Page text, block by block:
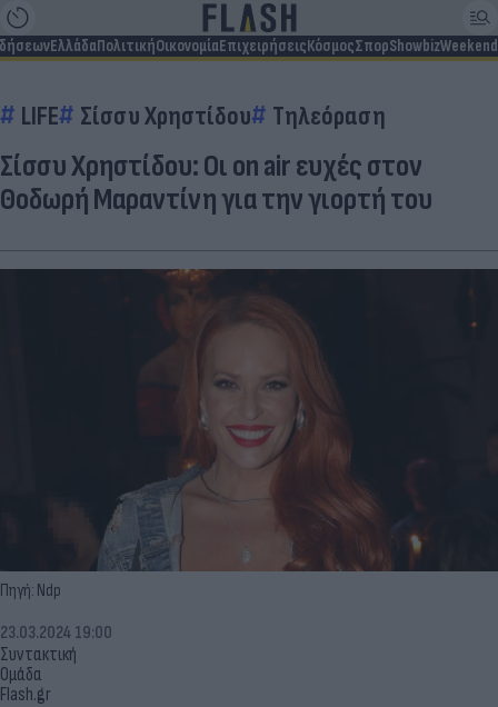
ΕλλάδαΠολιτικήΟικονομίαΕπιχειρήσειςΚόσμοςΣπορShowbizWeekend
LIFE Σίσσυ Χρηστίδου Τηλεόραση
Σίσσυ Χρηστίδου: Οι on air ευχές στον
Θοδωρή Μαραντίνη για την γιορτή του
Πηγή: Ndp
Συντακτική
Ομάδα
Flash.gr
23.03.2024 19:00